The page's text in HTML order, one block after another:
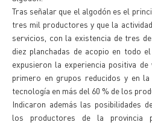
Tras señalar que el algodón es el
tres mil productores y que la
servicios, con la existencia de tres
diez planchadas de acopio en todo
expusieron la experiencia positiva
primero en grupos reducidos y en
tecnología en más del 60 % de los
Indicaron además las posibilidades
los productores de la provincia